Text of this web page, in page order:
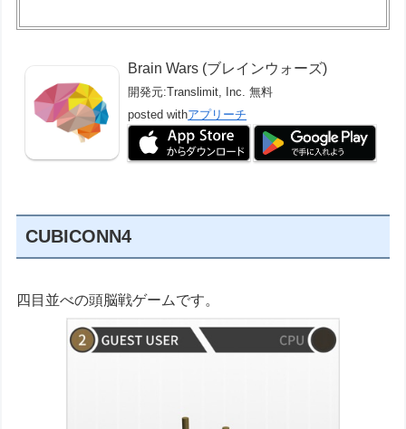
Brain Wars (ブレインウォーズ)
開発元:Translimit, Inc. 無料
posted withアプリーチ
CUBICONN4
四目並べの頭脳戦ゲームです。